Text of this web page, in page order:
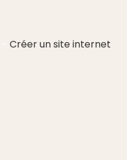
Créer un site internet